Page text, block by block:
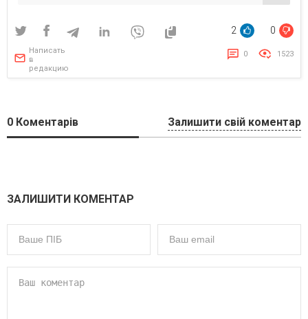
2 0
Написать
в
редакцию
0 1523
0 Коментарів Залишити свій коментар
ЗАЛИШИТИ КОМЕНТАР